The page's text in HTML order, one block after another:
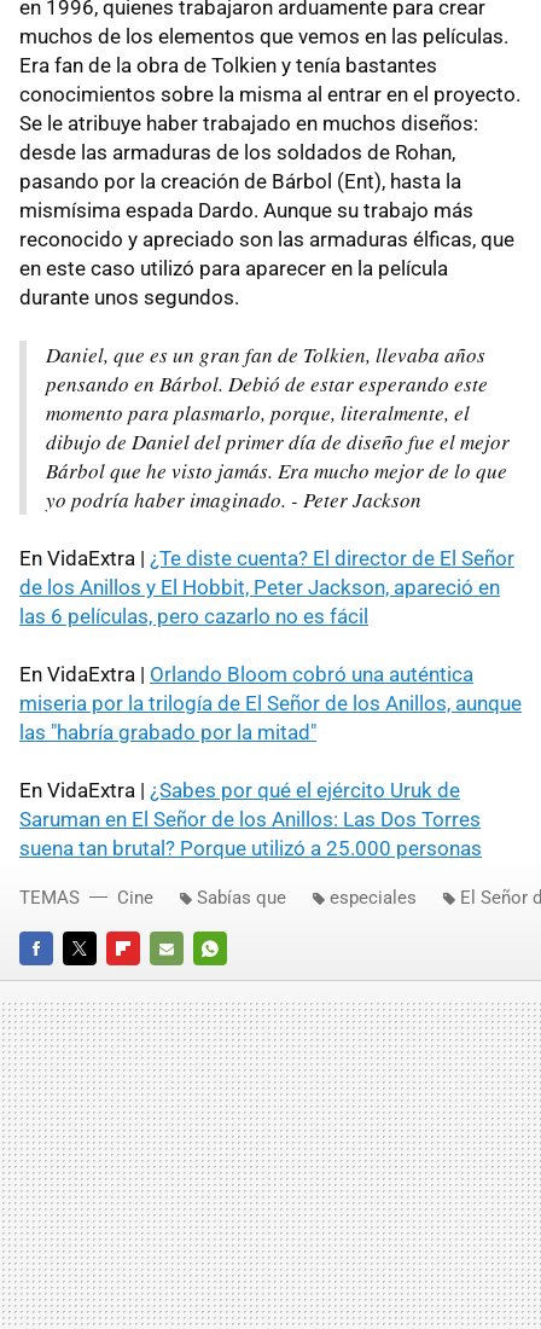
en 1996, quienes trabajaron arduamente para crear
muchos de los elementos que vemos en las películas.
Era fan de la obra de Tolkien y tenía bastantes
conocimientos sobre la misma al entrar en el proyecto.
Se le atribuye haber trabajado en muchos diseños:
desde las armaduras de los soldados de Rohan,
pasando por la creación de Bárbol (Ent), hasta la
mismísima espada Dardo. Aunque su trabajo más
reconocido y apreciado son las armaduras élficas, que
en este caso utilizó para aparecer en la película
durante unos segundos.
Daniel, que es un gran fan de Tolkien, llevaba años
pensando en Bárbol. Debió de estar esperando este
momento para plasmarlo, porque, literalmente, el
dibujo de Daniel del primer día de diseño fue el mejor
Bárbol que he visto jamás. Era mucho mejor de lo que
yo podría haber imaginado. - Peter Jackson
En VidaExtra | ¿Te diste cuenta? El director de El Señor
de los Anillos y El Hobbit, Peter Jackson, apareció en
las 6 películas, pero cazarlo no es fácil
En VidaExtra | Orlando Bloom cobró una auténtica
miseria por la trilogía de El Señor de los Anillos, aunque
las "habría grabado por la mitad"
En VidaExtra | ¿Sabes por qué el ejército Uruk de
Saruman en El Señor de los Anillos: Las Dos Torres
suena tan brutal? Porque utilizó a 25.000 personas
FACEBOOKTWITTERFLIPBOARD
E-
MAIL
WHATSAPP
TEMAS Cine Sabías que especiales El Señor